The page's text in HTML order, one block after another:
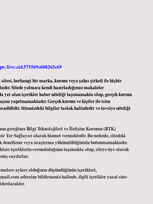
live:.cid.575569c608265c69
sitesi, herhangi bir marka, kurum veya şahıs şirketi ile hiçbir
Sitede yalnızca kendi hazırladığımız makaleler
yer alan içerikler haber niteliği taşımamakta olup, gerçek kurum
yapılmamaktadır. Gerçek kurum ve kişiler ile isim
Sitemizdeki bilgiler taslak halindedir ve tavsiye niteliği
gereğince Bilgi Teknolojileri ve İletişim Kurumu (BTK)
Yer Sağlayıcı olarak hizmet vermektedir. Bu nedenle, sitedeki
veya araştırma yükümlülüğümüz bulunmamaktadır.
içeriklerin sorumluluğunu taşımakta olup, siteye üye olarak
sayılırlar.
aykırı olduğunu düşündüğünüz içerikleri,
adresine bildirmeniz halinde, ilgili içerikler yasal süre